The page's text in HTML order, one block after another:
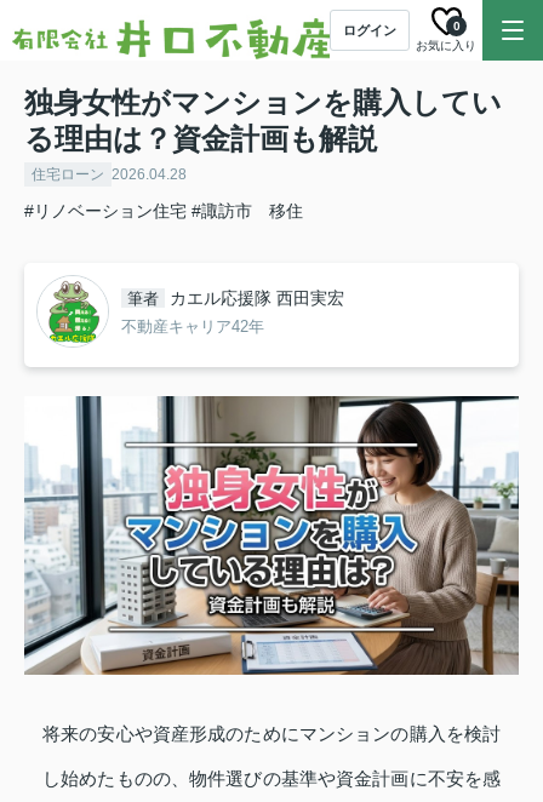
ログイン
お気に入り
0
独身女性がマンションを購入してい
る理由は？資金計画も解説
住宅ローン 2026.04.28
#リノベーション住宅 #諏訪市 移住
筆者 カエル応援隊 西田実宏
不動産キャリア42年
将来の安心や資産形成のためにマンションの購入を検討
し始めたものの、物件選びの基準や資金計画に不安を感